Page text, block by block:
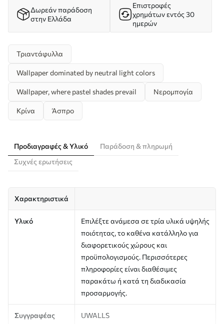
Δωρεάν παράδοση
στην Ελλάδα
Επιστροφές
χρημάτων εντός 30
ημερών
Τριαντάφυλλα
Wallpaper dominated by neutral light colors
Wallpaper, where pastel shades prevail Νερομπογία
Κρίνα Άσπρο
Προδιαγραφές & Υλικό
Παράδοση & πληρωμή
Συχνές ερωτήσεις
Χαρακτηριστικά
Υλικό
Επιλέξτε ανάμεσα σε τρία υλικά υψηλής
ποιότητας, το καθένα κατάλληλο για
διαφορετικούς χώρους και
προϋπολογισμούς. Περισσότερες
πληροφορίες είναι διαθέσιμες
παρακάτω ή κατά τη διαδικασία
προσαρμογής.
Συγγραφέας UWALLS